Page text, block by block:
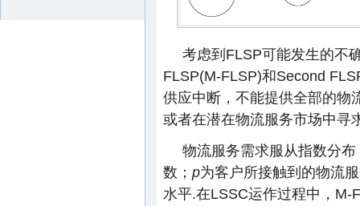
考虑到FLSP可能发生的不
FLSP(M-FLSP)和Second
供应中断，不能提供全部的物
或者在潜在物流服务市场中寻
物流服务需求服从指数分布
数； p为客户所接触到的物流
水平.在LSSC运作过程中，M-